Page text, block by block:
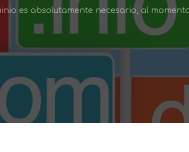
es absolutamente necesario, al